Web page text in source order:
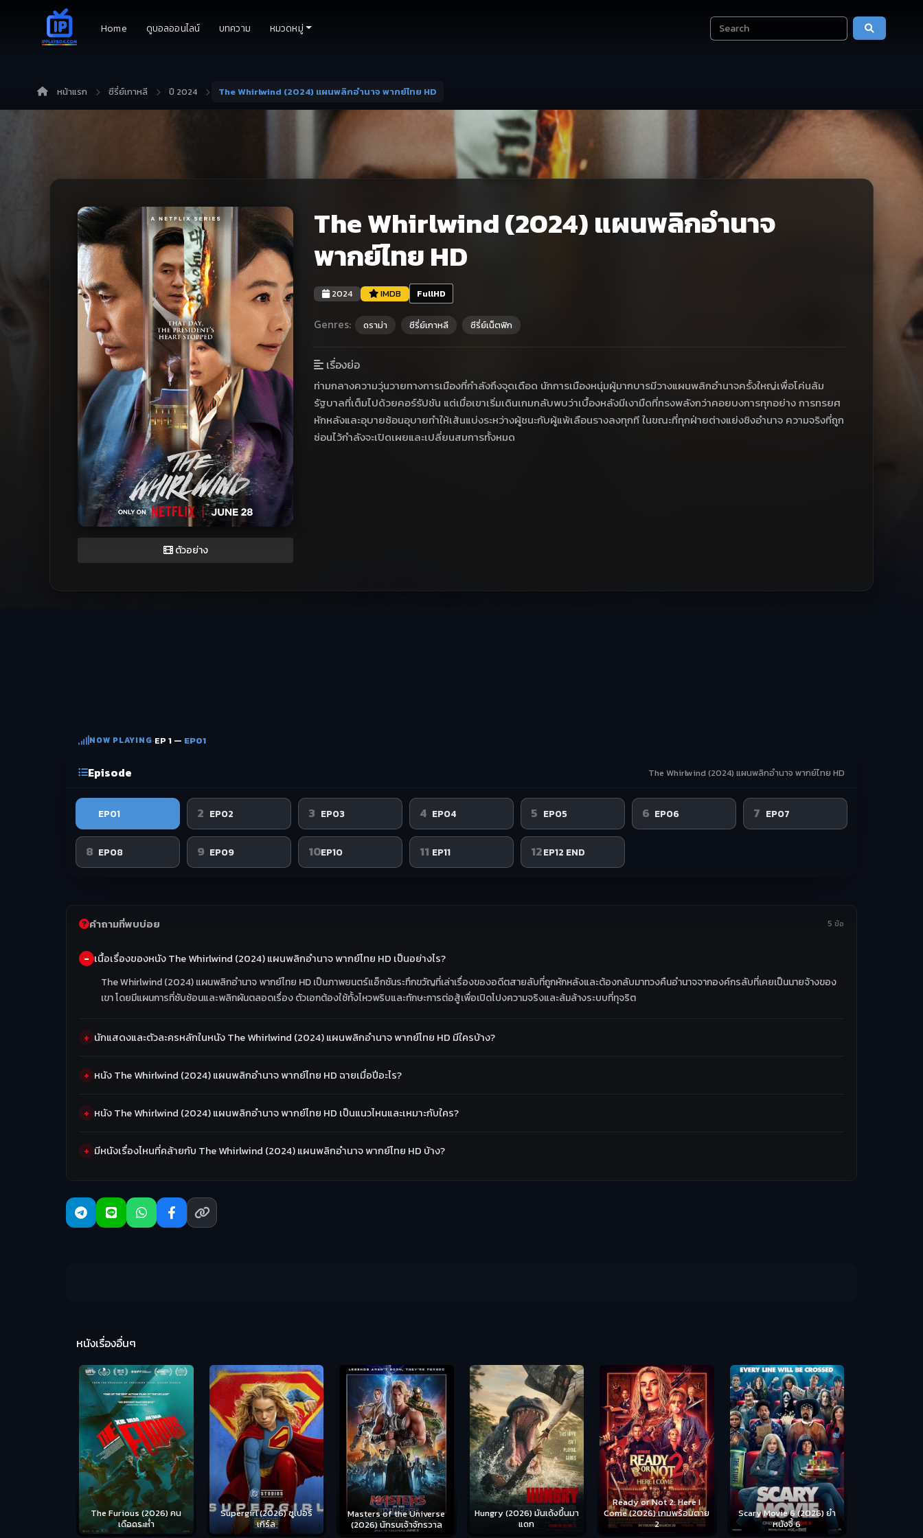
Home ดูบอลออนไลน์ บทความ หมวดหมู่
หน้าแรก ซีรี่ย์เกาหลี ปี 2024 The Whirlwind (2024) แผนพลิกอำนาจ พากย์ไทย HD
ตัวอย่าง
The Whirlwind (2024) แผนพลิกอำนาจ
พากย์ไทย HD
2024 IMDB FullHD
Genres: ดราม่า ซีรี่ย์เกาหลี ซีรี่ย์เน็ตฟิก
เรื่องย่อ
ท่ามกลางความวุ่นวายทางการเมืองที่กำลังถึงจุดเดือด นักการเมืองหนุ่มผู้มากบารมีวางแผนพลิกอำนาจครั้งใหญ่เพื่อโค่นล้ม
รัฐบาลที่เต็มไปด้วยคอร์รัปชัน แต่เมื่อเขาเริ่มเดินเกมกลับพบว่าเบื้องหลังมีเงามืดที่ทรงพลังกว่าคอยบงการทุกอย่าง การทรยศ
หักหลังและอุบายซ้อนอุบายทำให้เส้นแบ่งระหว่างผู้ชนะกับผู้แพ้เลือนรางลงทุกที ในขณะที่ทุกฝ่ายต่างแย่งชิงอำนาจ ความจริงที่ถูก
ซ่อนไว้กำลังจะเปิดเผยและเปลี่ยนสมการทั้งหมด
NOW PLAYING·EP 1 — EP01
Episode The Whirlwind (2024) แผนพลิกอำนาจ พากย์ไทย HD
EP01 2 EP02 3 EP03 4 EP04 5 EP05 6 EP06 7 EP07
8 EP08 9 EP09 10EP10 11 EP11 12EP12 END
คำถามที่พบบ่อย 5 ข้อ
เนื้อเรื่องของหนัง The Whirlwind (2024) แผนพลิกอำนาจ พากย์ไทย HD เป็นอย่างไร?
The Whirlwind (2024) แผนพลิกอำนาจ พากย์ไทย HD เป็นภาพยนตร์แอ็กชันระทึกขวัญที่เล่าเรื่องของอดีตสายลับที่ถูกหักหลังและต้องกลับมาทวงคืนอำนาจจากองค์กรลับที่เคยเป็นนายจ้างของ
เขา โดยมีแผนการที่ซับซ้อนและพลิกผันตลอดเรื่อง ตัวเอกต้องใช้ทั้งไหวพริบและทักษะการต่อสู้เพื่อเปิดโปงความจริงและล้มล้างระบบที่ทุจริต
นักแสดงและตัวละครหลักในหนัง The Whirlwind (2024) แผนพลิกอำนาจ พากย์ไทย HD มีใครบ้าง?
หนัง The Whirlwind (2024) แผนพลิกอำนาจ พากย์ไทย HD ฉายเมื่อปีอะไร?
หนัง The Whirlwind (2024) แผนพลิกอำนาจ พากย์ไทย HD เป็นแนวไหนและเหมาะกับใคร?
มีหนังเรื่องไหนที่คล้ายกับ The Whirlwind (2024) แผนพลิกอำนาจ พากย์ไทย HD บ้าง?
หนังเรื่องอื่นๆ
Supergirl (2026) ซูเปอร์
เกิร์ล
Masters of the Universe
(2026) นักรบเจ้าจักรวาล
Hungry (2026) มันเด้งขึ้นมา
แดก
Ready or Not 2: Here I
Come (2026) เกมพร้อมตาย
2
Scary Movie 6 (2026) ยำ
หนังจี้ 6